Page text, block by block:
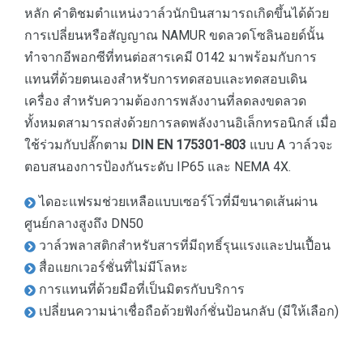
หลัก คำติชมตำแหน่งวาล์วนักบินสามารถเกิดขึ้นได้ด้วย
การเปลี่ยนหรือสัญญาณ NAMUR ขดลวดโซลินอยด์นั้น
ทำจากอีพอกซีที่ทนต่อสารเคมี 0142 มาพร้อมกับการ
แทนที่ด้วยตนเองสำหรับการทดสอบและทดสอบเดิน
เครื่อง สำหรับความต้องการพลังงานที่ลดลงขดลวด
ทั้งหมดสามารถส่งด้วยการลดพลังงานอิเล็กทรอนิกส์ เมื่อ
ใช้ร่วมกับปลั๊กตาม DIN EN 175301-803 แบบ A วาล์วจะ
ตอบสนองการป้องกันระดับ IP65 และ NEMA 4X.
ไดอะแฟรมช่วยเหลือแบบเซอร์โวที่มีขนาดเส้นผ่าน
ศูนย์กลางสูงถึง DN50
วาล์วพลาสติกสำหรับสารที่มีฤทธิ์รุนแรงและปนเปื้อน
สื่อแยกเวอร์ชั่นที่ไม่มีโลหะ
การแทนที่ด้วยมือที่เป็นมิตรกับบริการ
เปลี่ยนความน่าเชื่อถือด้วยฟังก์ชั่นป้อนกลับ (มีให้เลือก)